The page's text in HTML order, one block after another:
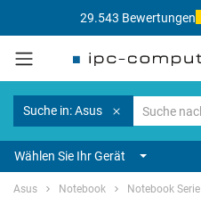
29.543 Bewertungen
Suche in: Asus
Wählen Sie Ihr Gerät
Asus Notebook Notebook Serie